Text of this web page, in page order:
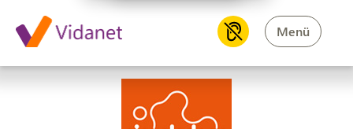
Menü
Nickelodeon